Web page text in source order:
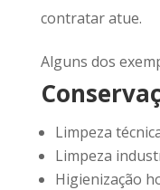
contratar atue.
Alguns dos
Limpeza
Limpeza
Higienização